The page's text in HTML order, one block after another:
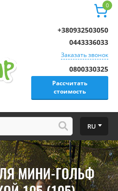
0
0800330325
Рассчитать
стоимость
+380932503050
0443336033
Заказать звонок
RU
МИНИ-ГОЛЬФ